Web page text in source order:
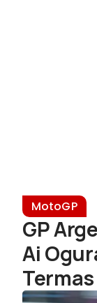
MotoGP
GP
Ai